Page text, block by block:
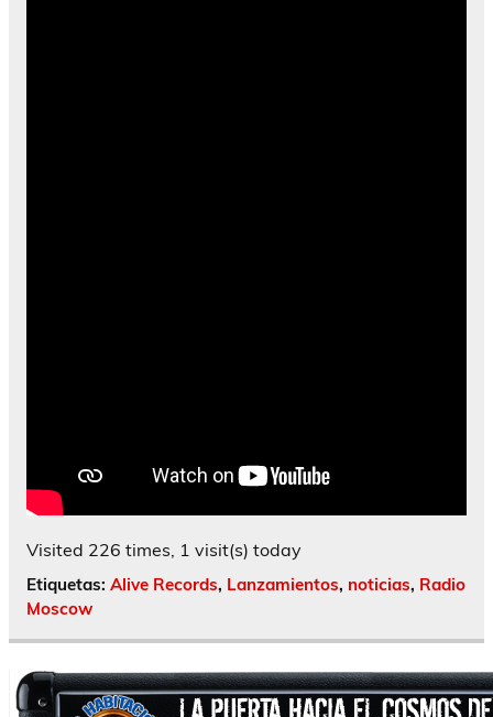
Visited 226 times, 1 visit(s) today
Etiquetas: Alive Records, Lanzamientos, noticias, Radio
Moscow